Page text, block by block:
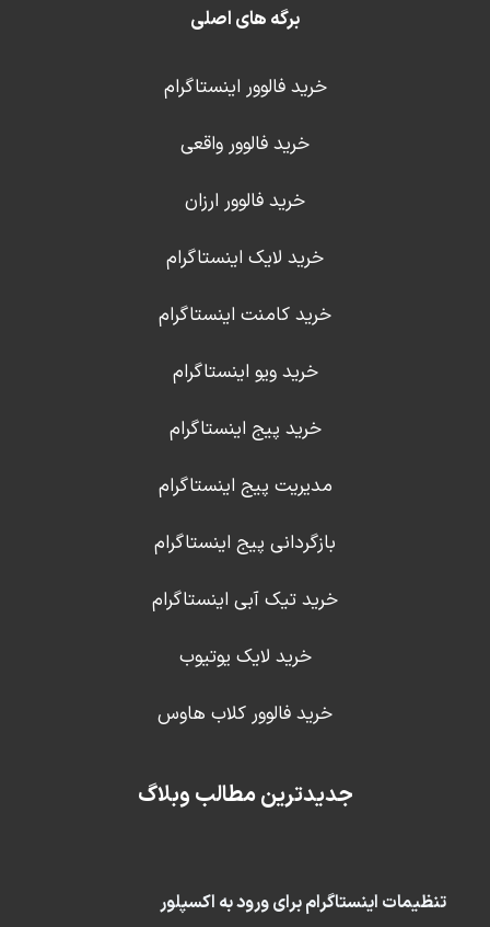
برگه های اصلی
خرید فالوور اینستاگرام
خرید فالوور واقعی
خرید فالوور ارزان
خرید لایک اینستاگرام
خرید کامنت اینستاگرام
خرید ویو اینستاگرام
خرید پیج اینستاگرام
مدیریت پیج اینستاگرام
بازگردانی پیج اینستاگرام
خرید تیک آبی اینستاگرام
خرید لایک یوتیوب
خرید فالوور کلاب هاوس
جدیدترین مطالب وبلاگ
تنظیمات اینستاگرام برای ورود به اکسپلور